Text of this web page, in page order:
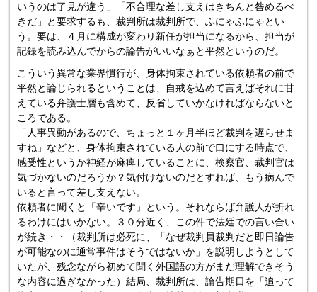
いうのは了見が違う」「不合理な差し支えはきちんと咎めるべ
きだ」と要求するも、裁判所は裁判所で、ふにゃふにゃとい
う。要は、４月に構成が変わり新任が担当になるから、担当が
記録を読み込んでからの論告がいいなぁと平然というのだ。
こういう異常な業界慣行が、身体拘束されている依頼者の前で
平然と論じられるということは、自戒を込めて言えばそれに甘
えている弁護士層も含めて、反省していかなければならないと
ころである。
「人事異動があるので、ちょっと１ヶ月半ほど裁判を遅らせま
すね」などと、身体拘束されている人の前で口にする時点で、
感受性というか神経が麻痺していることに、検察官、裁判官は
気づかないのだろうか？気付けないのだとすれば、もう病んで
いると言って差し支えない。
依頼者に聞くと「辛いです」という。それならば弁護人が折れ
るわけにはいかない。３０分近く、この件で法廷での言い合い
が続き・・（裁判所は必死に、「なぜ裁判員裁判だと即日論告
が可能なのに通常事件はそうではないか」を説明しようとして
いたが、残念ながら初めて聞く外国語の方がまだ理解できそう
な内容に過ぎなかった）結局、裁判所は、論告期日を「追って